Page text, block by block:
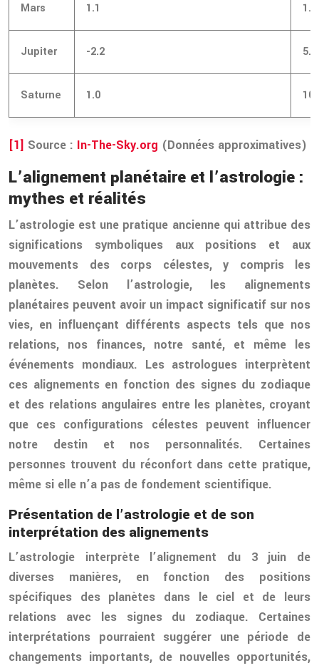
Mars 1.1
Jupiter -2.2
Saturne 1.0
[1] Source : In-The-Sky.org (Données approximatives)
L’alignement planétaire et l’astrologie :
mythes et réalités
L’astrologie est une pratique ancienne qui attribue des
significations symboliques aux positions et aux
mouvements des corps célestes, y compris les
planètes. Selon l’astrologie, les alignements
planétaires peuvent avoir un impact significatif sur nos
vies, en influençant différents aspects tels que nos
relations, nos finances, notre santé, et même les
événements mondiaux. Les astrologues interprètent
ces alignements en fonction des signes du zodiaque
et des relations angulaires entre les planètes, croyant
que ces configurations célestes peuvent influencer
notre destin et nos personnalités. Certaines
personnes trouvent du réconfort dans cette pratique,
même si elle n’a pas de fondement scientifique.
Présentation de l’astrologie et de son
interprétation des alignements
L’astrologie interprète l’alignement du 3 juin de
diverses manières, en fonction des positions
spécifiques des planètes dans le ciel et de leurs
relations avec les signes du zodiaque. Certaines
interprétations pourraient suggérer une période de
changements importants, de nouvelles opportunités,